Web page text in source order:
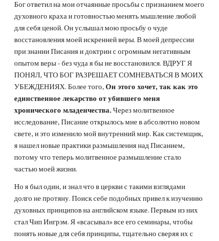
Бог ответил на мои отчаянные просьбы с признанием моего
духовного краха и готовностью менять мышление любой
для себя ценой. Он услышал мою просьбу о чуде
восстановления моей искренней веры. В моей депрессии
при знании Писания и доктрин с огромным негативным
опытом веры - без чуда я бы не восстановился. ВДРУГ Я
ПОНЯЛ, ЧТО БОГ РАЗРЕШАЕТ СОМНЕВАТЬСЯ В МОИХ
УБЕЖДЕНИЯХ. Более того, Он этого хочет, так как это
единственное лекарство от убившего меня
хронического младенчества. Через молитвенное
исследование, Писание открылось мне в абсолютно новом
свете, и это изменило мой внутренний мир. Как системщик,
я нашел новые практики размышления над Писанием,
потому что теперь молитвенное размышление стало
частью моей жизни.
Но я был один, и знал что в церкви с такими взглядами
долго не протяну. Поиск себе подобных привел к изучению
духовных принципов на английском языке. Первым из них
стал Чип Ингрэм. Я «всасывал» все его семинары, чтобы
понять новые для себя принципы, тщательно сверяя их с